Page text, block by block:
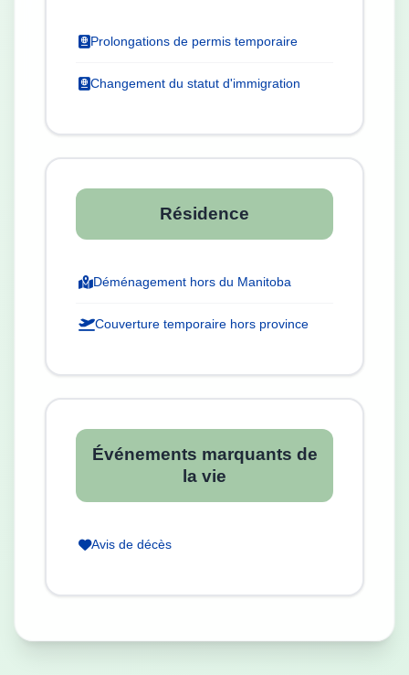
Prolongations de permis temporaire
Changement du statut d'immigration
Résidence
Déménagement hors du Manitoba
Couverture temporaire hors province
Événements marquants de
la vie
Avis de décès